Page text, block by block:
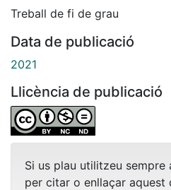
Treball de fi de grau
Data de publicació
2021
Llicència de publicació
Si us plau utilitzeu
per citar o enllaçar aquest